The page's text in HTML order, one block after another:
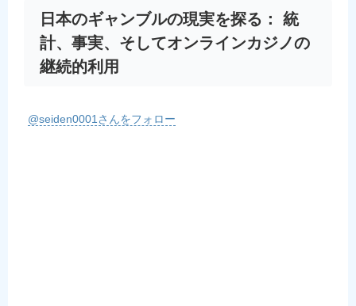
日本のギャンブルの現実を探る： 統
計、事実、そしてオンラインカジノの
継続的利用
@seiden0001さんをフォロー